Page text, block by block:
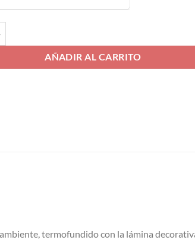
AÑADIR AL CARRITO
termofundido con la lámina